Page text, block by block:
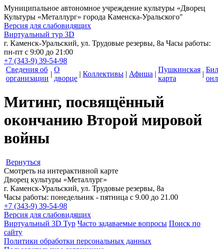
Муниципальное автономное учреждение культуры «Дворец
Культуры «Металлург» города Каменска-Уральского"
Версия для слабовидящих
Виртуальный тур 3D
г. Каменск-Уральский, ул. Трудовые резервы, 8а Часы работы:
пн-пт с 9:00 до 21:00
+7 (343-9) 39-54-98
Сведения об
организации
|
О
дворце
| Коллективы | Афиша |
Пушкинская
карта
|
Митинг, посвящённый
окончанию Второй мировой
войны
Вернуться
Смотреть на интерактивной карте
Дворец культуры «Металлург»
г. Каменск-Уральский, ул. Трудовые резервы, 8а
Часы работы: понедельник - пятница с 9.00 до 21.00
+7 (343-9) 39-54-98
Версия для слабовидящих
Виртуальный 3D Тур Часто задаваемые вопросы Поиск по
сайту
Политики обработки персональных данных